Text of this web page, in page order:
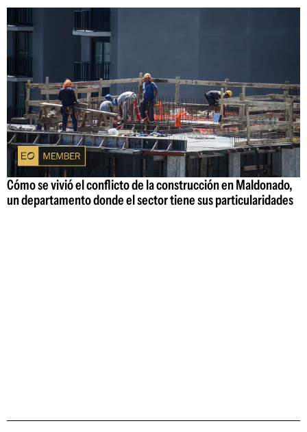
Cómo se vivió el conflicto de la construcción en Maldonado,
un departamento donde el sector tiene sus particularidades